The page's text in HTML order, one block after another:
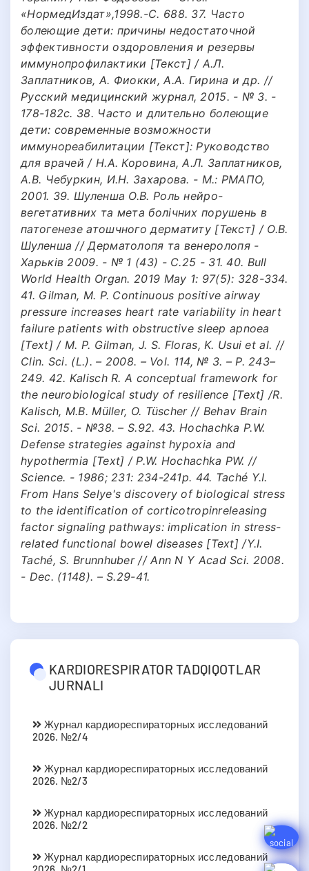
«НормедИздат»,1998.-С. 688. 37. Часто
болеющие дети: причины недостаточной
эффективности оздоровления и резервы
иммунопрофилактики [Текст] / А.Л.
Заплатников, А. Фиокки, А.А. Гирина и др. //
Русский медицинский журнал, 2015. - № 3. -
178-182с. 38. Часто и длительно болеющие
дети: современные возможности
иммунореабилитации [Текст]: Руководство
для врачей / Н.А. Коровина, А.Л. Заплатников,
А.В. Чебуркин, И.Н. Захарова. - М.: РМАПО,
2001. 39. Шуленша О.В. Роль нейро-
вегетативних та мета болiчних порушень в
патогенезe атошчного дерматиту [Текст] / О.В.
Шуленша // Дерматолопя та венеролопя -
Харькiв 2009. - № 1 (43) - С.25 - 31. 40. Bull
World Health Organ. 2019 May 1: 97(5): 328-334.
41. Gilman, M. P. Continuous positive airway
pressure increases heart rate variability in heart
failure patients with obstructive sleep apnoea
[Text] / M. P. Gilman, J. S. Floras, K. Usui et al. //
Clin. Sci. (L.). – 2008. – Vol. 114, № 3. – P. 243–
249. 42. Kalisch R. A conceptual framework for
the neurobiological study of resilience [Text] /R.
Kalisch, M.B. Müller, O. Tüscher // Behav Brain
Sci. 2015. - №38. – S.92. 43. Hochachka P.W.
Defense strategies against hypoxia and
hypothermia [Text] / P.W. Hochachka PW. //
Science. - 1986; 231: 234-241p. 44. Taché Y.I.
From Hans Selye's discovery of biological stress
to the identification of corticotropinreleasing
factor signaling pathways: implication in stress-
related functional bowel diseases [Text] /Y.I.
Taché, S. Brunnhuber // Ann N Y Acad Sci. 2008.
- Dec. (1148). – S.29-41.
KARDIORESPIRATOR TADQIQOTLAR
JURNALI
Журнал кардиореспираторных исследований
2026. №2/4
Журнал кардиореспираторных исследований
2026. №2/3
Журнал кардиореспираторных исследований
2026. №2/2
Журнал кардиореспираторных исследований